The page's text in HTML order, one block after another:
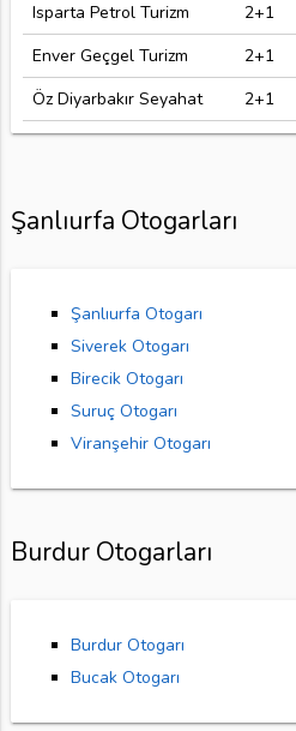
Isparta Petrol Turizm
2+1
Enver Geçgel Turizm
2+1
Öz Diyarbakır Seyahat
2+1
Şanlıurfa Otogarları
Şanlıurfa Otogarı
Siverek Otogarı
Birecik Otogarı
Suruç Otogarı
Viranşehir Otogarı
Burdur Otogarları
Burdur Otogarı
Bucak Otogarı